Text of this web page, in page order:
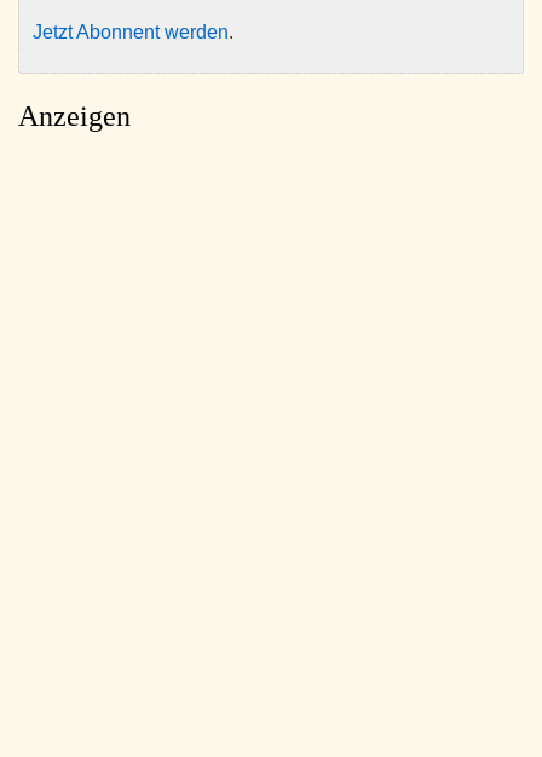
Jetzt Abonnent werden.
Anzeigen